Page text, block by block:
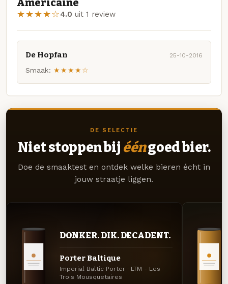
Americaine
★★★★☆4.0 uit 1 review
De Hopfan 25-10-2016
Smaak: ★★★★☆
DE SELECTIE
Niet stoppen bij ééngoed bier.
Doe de smaaktest en ontdek welke bieren écht in
jouw straatje liggen.
DONKER. DIK. DECADENT.
Porter Baltique
Imperial Baltic Porter · LTM - Les
Trois Mousquetaires